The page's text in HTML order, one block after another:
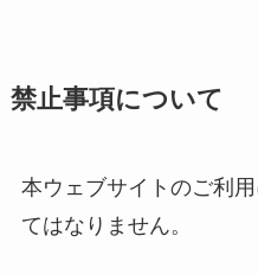
禁止事項について
本ウェブサイトのご利
てはなりません。